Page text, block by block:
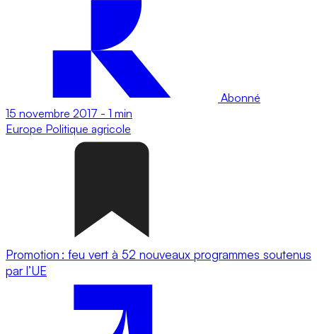
Abonné
15 novembre 2017 - 1 min
Europe Politique agricole
Promotion : feu vert à 52 nouveaux programmes soutenus
par l’UE